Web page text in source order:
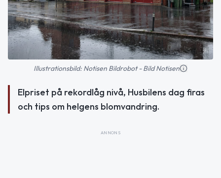
Illustrationsbild: Notisen Bildrobot - Bild Notisen
Elpriset på rekordlåg nivå, Husbilens dag firas
och tips om helgens blomvandring.
ANNONS